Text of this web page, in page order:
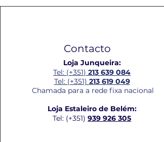
Contacto
Loja Junqueira:
Tel: (+351)213 639 084
Tel: (+351) 213 619 049
Chamada para a rede fixa nacional
Loja Estaleiro de Belém:
Tel: (+351)939 926 305